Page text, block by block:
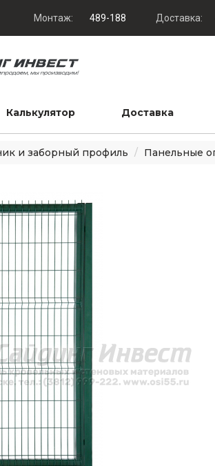
Монтаж: 489-188 Доставка:
Калькулятор Доставка
и заборный профиль Панельные